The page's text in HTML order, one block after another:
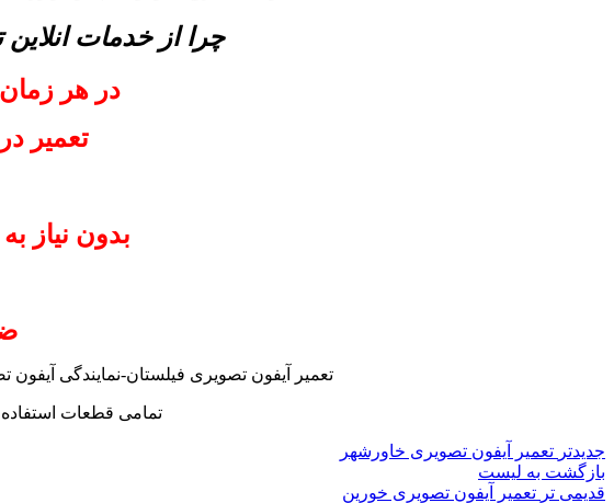
چرا از خدمات
در هر
تعمیر
بدون نیاز
تعمیر آیفون تصویری فیلستان-نمایندگی
تمامی قطعات
جدیدتر تعمیر آیفون تصویری خاورشهر
بازگشت به لیست
قدیمی تر تعمیر آیفون تصویری خورین